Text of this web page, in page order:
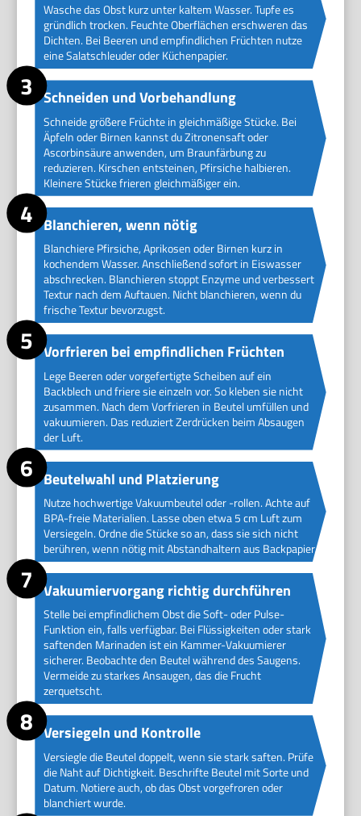
Wasche das Obst kurz unter kaltem Wasser. Tupfe es
gründlich trocken. Feuchte Oberflächen erschweren das
Dichten. Bei Beeren und empfindlichen Früchten nutze
eine Salatschleuder oder Küchenpapier.
Schneiden und Vorbehandlung
Schneide größere Früchte in gleichmäßige Stücke. Bei
Äpfeln oder Birnen kannst du Zitronensaft oder
Ascorbinsäure anwenden, um Braunfärbung zu
reduzieren. Kirschen entsteinen, Pfirsiche halbieren.
Kleinere Stücke frieren gleichmäßiger ein.
Blanchieren, wenn nötig
Blanchiere Pfirsiche, Aprikosen oder Birnen kurz in
kochendem Wasser. Anschließend sofort in Eiswasser
abschrecken. Blanchieren stoppt Enzyme und verbessert
Textur nach dem Auftauen. Nicht blanchieren, wenn du
frische Textur bevorzugst.
Vorfrieren bei empfindlichen Früchten
Lege Beeren oder vorgefertigte Scheiben auf ein
Backblech und friere sie einzeln vor. So kleben sie nicht
zusammen. Nach dem Vorfrieren in Beutel umfüllen und
vakuumieren. Das reduziert Zerdrücken beim Absaugen
der Luft.
Beutelwahl und Platzierung
Nutze hochwertige Vakuumbeutel oder -rollen. Achte auf
BPA-freie Materialien. Lasse oben etwa 5 cm Luft zum
Versiegeln. Ordne die Stücke so an, dass sie sich nicht
berühren, wenn nötig mit Abstandhaltern aus Backpapier.
Vakuumiervorgang richtig durchführen
Stelle bei empfindlichem Obst die Soft- oder Pulse-
Funktion ein, falls verfügbar. Bei Flüssigkeiten oder stark
saftenden Marinaden ist ein Kammer-Vakuumierer
sicherer. Beobachte den Beutel während des Saugens.
Vermeide zu starkes Ansaugen, das die Frucht
zerquetscht.
Versiegeln und Kontrolle
Versiegle die Beutel doppelt, wenn sie stark saften. Prüfe
die Naht auf Dichtigkeit. Beschrifte Beutel mit Sorte und
Datum. Notiere auch, ob das Obst vorgefroren oder
blanchiert wurde.